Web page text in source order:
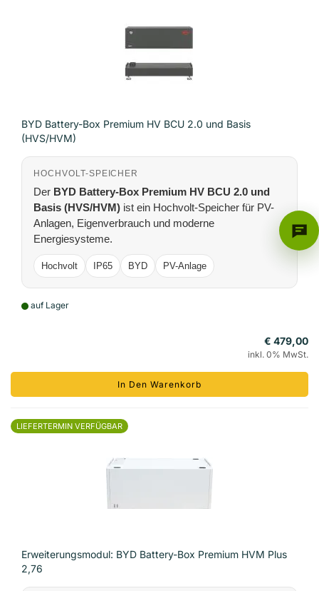
BYD Battery-Box Premium HV BCU 2.0 und Basis
(HVS/HVM)
HOCHVOLT-SPEICHER
Der BYD Battery-Box Premium HV BCU 2.0 und
Basis (HVS/HVM) ist ein Hochvolt-Speicher für PV-
Anlagen, Eigenverbrauch und moderne
Energiesysteme.
Hochvolt IP65 BYD PV-Anlage
auf Lager
€ 479,00
inkl. 0% MwSt.
In Den Warenkorb
LIEFERTERMIN VERFÜGBAR
Erweiterungsmodul: BYD Battery-Box Premium HVM Plus
2,76